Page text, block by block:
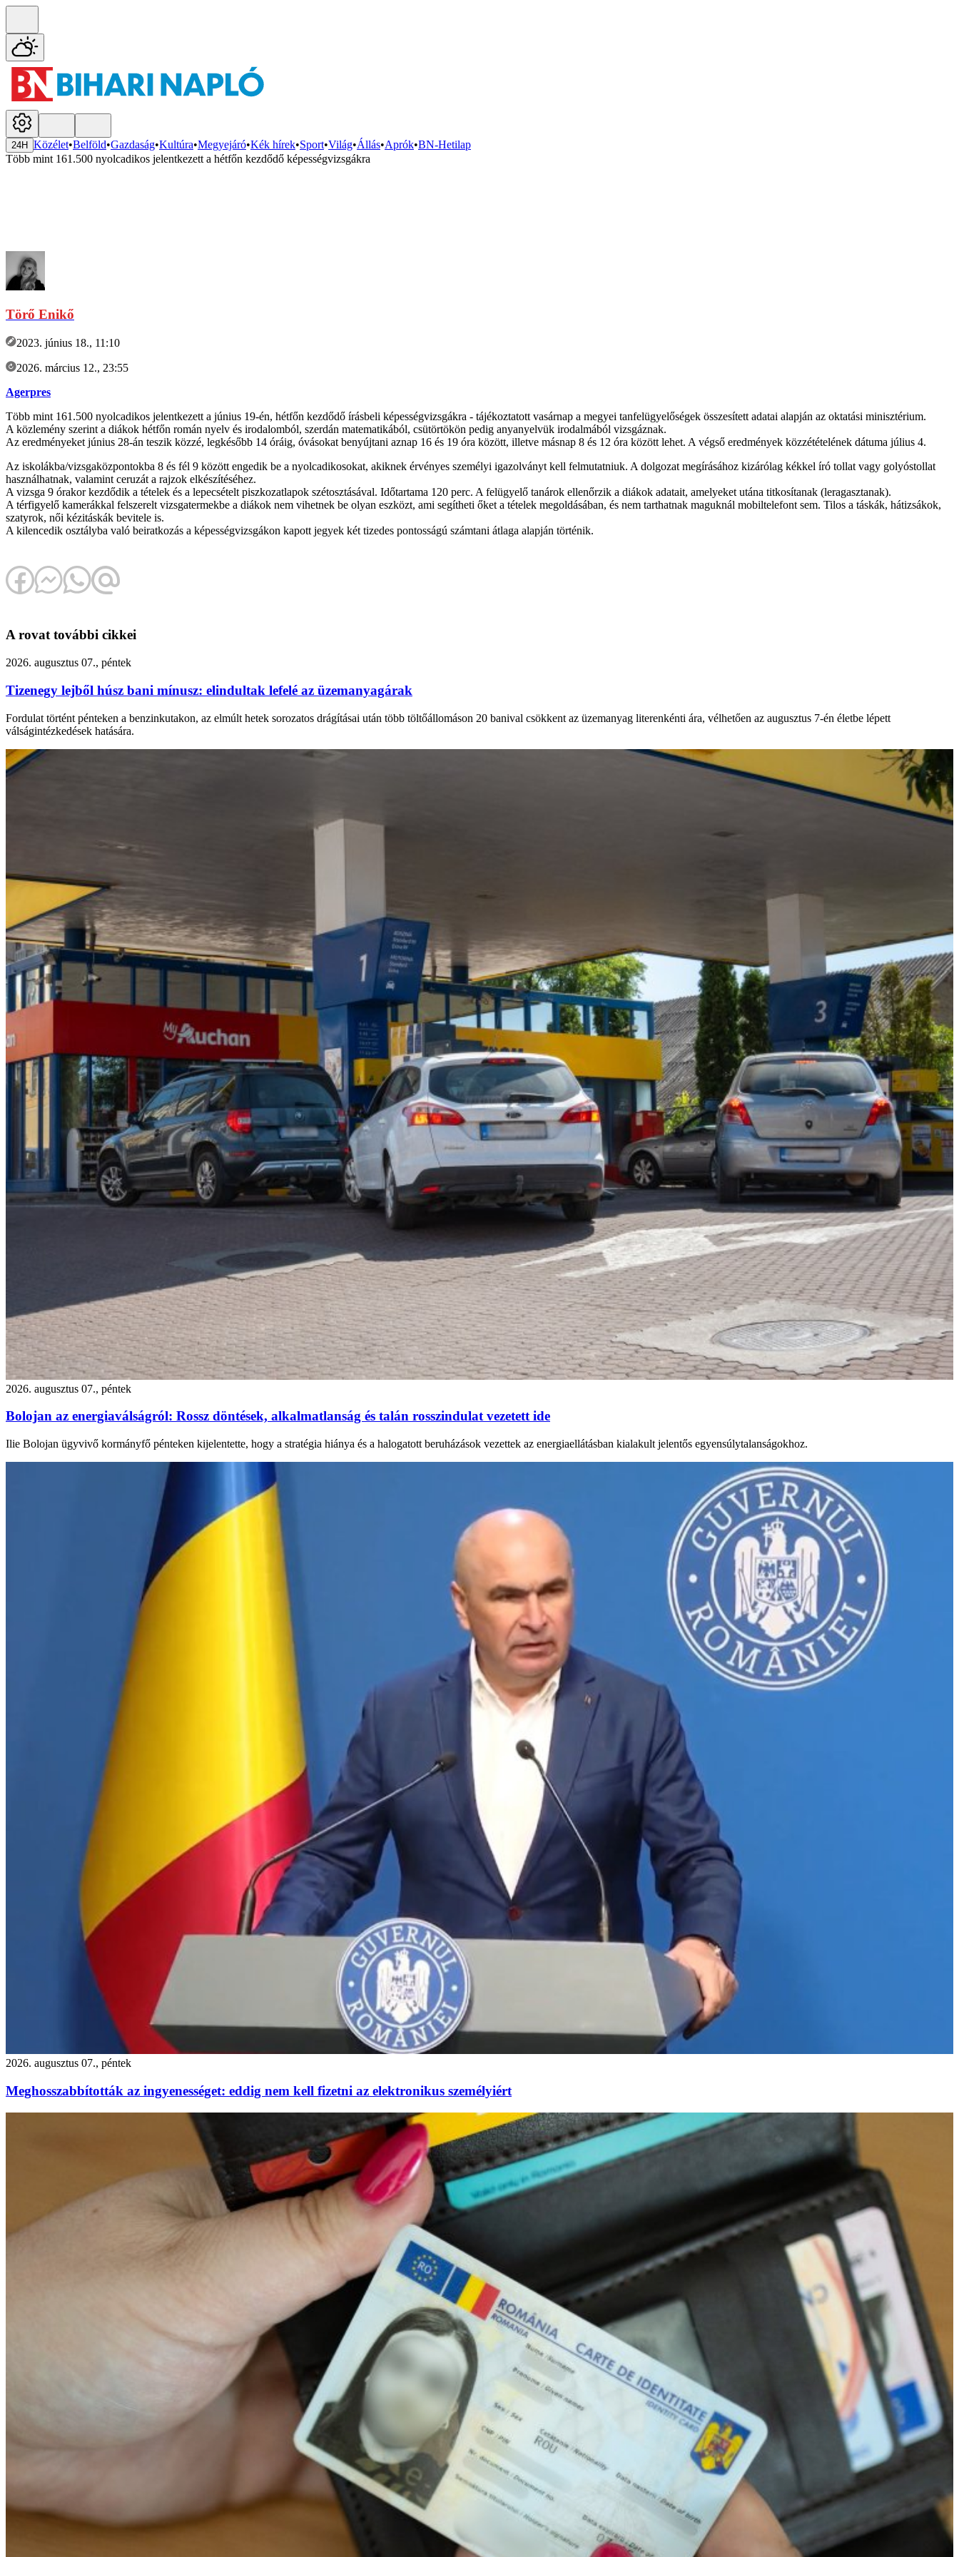
24H Közélet•Belföld•Gazdaság•Kultúra•Megyejáró•Kék hírek•Sport•Világ•Állás•Aprók•BN-Hetilap
Több mint 161.500 nyolcadikos jelentkezett a hétfőn kezdődő képességvizsgákra
Törő Enikő
2023. június 18., 11:10
2026. március 12., 23:55
Agerpres
Több mint 161.500 nyolcadikos jelentkezett a június 19-én, hétfőn kezdődő írásbeli képességvizsgákra - tájékoztatott vasárnap a megyei tanfelügyelőségek összesített adatai alapján az oktatási minisztérium.
A közlemény szerint a diákok hétfőn román nyelv és irodalomból, szerdán matematikából, csütörtökön pedig anyanyelvük irodalmából vizsgáznak.
Az eredményeket június 28-án teszik közzé, legkésőbb 14 óráig, óvásokat benyújtani aznap 16 és 19 óra között, illetve másnap 8 és 12 óra között lehet. A végső eredmények közzétételének dátuma július 4.
Az iskolákba/vizsgaközpontokba 8 és fél 9 között engedik be a nyolcadikosokat, akiknek érvényes személyi igazolványt kell felmutatniuk. A dolgozat megírásához kizárólag kékkel író tollat vagy golyóstollat
használhatnak, valamint ceruzát a rajzok elkészítéséhez.
A vizsga 9 órakor kezdődik a tételek és a lepecsételt piszkozatlapok szétosztásával. Időtartama 120 perc. A felügyelő tanárok ellenőrzik a diákok adatait, amelyeket utána titkosítanak (leragasztanak).
A térfigyelő kamerákkal felszerelt vizsgatermekbe a diákok nem vihetnek be olyan eszközt, ami segítheti őket a tételek megoldásában, és nem tarthatnak maguknál mobiltelefont sem. Tilos a táskák, hátizsákok,
szatyrok, női kézitáskák bevitele is.
A kilencedik osztályba való beiratkozás a képességvizsgákon kapott jegyek két tizedes pontosságú számtani átlaga alapján történik.
A rovat további cikkei
2026. augusztus 07., péntek
Tizenegy lejből húsz bani mínusz: elindultak lefelé az üzemanyagárak
Fordulat történt pénteken a benzinkutakon, az elmúlt hetek sorozatos drágításai után több töltőállomáson 20 banival csökkent az üzemanyag literenkénti ára, vélhetően az augusztus 7-én életbe lépett
válságintézkedések hatására.
2026. augusztus 07., péntek
Bolojan az energiaválságról: Rossz döntések, alkalmatlanság és talán rosszindulat vezetett ide
Ilie Bolojan ügyvivő kormányfő pénteken kijelentette, hogy a stratégia hiánya és a halogatott beruházások vezettek az energiaellátásban kialakult jelentős egyensúlytalanságokhoz.
2026. augusztus 07., péntek
Meghosszabbították az ingyenességet: eddig nem kell fizetni az elektronikus személyiért